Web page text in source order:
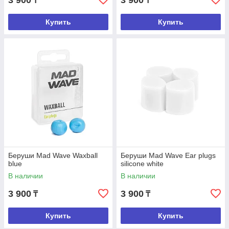
Заказывайте на сайте, звоните по контактным
2
Согласовывайте детали заказа с менеджером.
3
Купить Купить
Беруши Mad Wave Waxball
blue
В наличии
3 900 ₸
Купить
Беруши Mad Wave Ear plugs
silicone white
В наличии
3 900 ₸
Купить